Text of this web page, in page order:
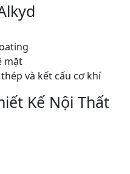
mặt
và kết cấu cơ khí
Kế Nội Thất